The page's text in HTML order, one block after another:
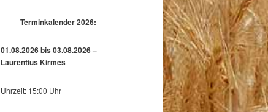
Terminkalender 2026:
01.08.2026 bis 03.08.2026 –
Laurentius Kirmes
Uhrzeit: 15:00 Uhr